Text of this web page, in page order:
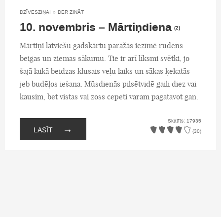
DZĪVESZIŅAI » DER ZINĀT
10. novembris – Mārtiņdiena (2)
Mārtiņi latviešu gadskārtu paražās iezīmē rudens
beigas un ziemas sākumu. Tie ir arī līksmi svētki, jo
šajā laikā beidzas klusais veļu laiks un sākas ķekatās
jeb budēļos iešana. Mūsdienās pilsētvidē gaili diez vai
kausim, bet vistas vai zoss cepeti varam pagatavot gan.
LASĪT →
Skatīts: 17935
(30)